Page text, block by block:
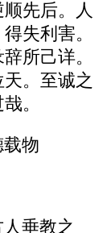
先后。人
失利害。
所己详。
。至诚之
。
物
垂教之